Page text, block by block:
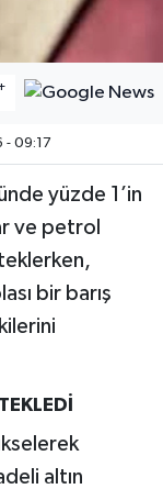
- 09:17
yüzde 1’in
ve petrol
bir barış
altın